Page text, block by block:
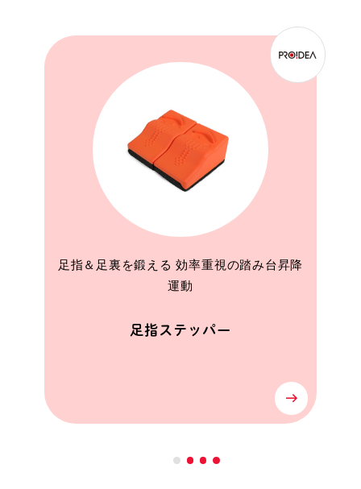
足指＆足裏を鍛える 効率重視の踏み台昇降
運動
足指ステッパー